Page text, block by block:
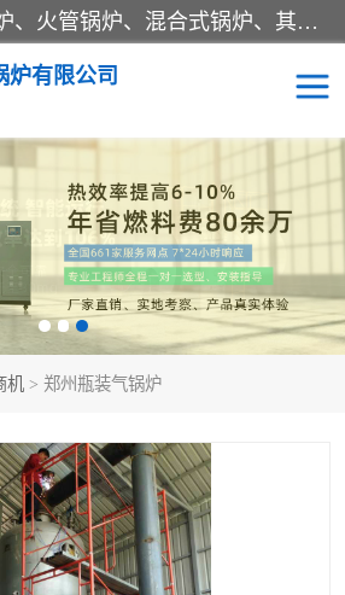
蒸汽锅炉：水管锅炉、火管锅炉、混合式锅炉、其他蒸汽锅炉； 热水锅炉：家用型集中供暖用热水锅炉、其他热水锅炉； 有机热载体锅炉； 船用蒸汽锅炉； （锅炉用辅助设备及装置）蒸汽冷凝器：表面冷凝器、混合式冷凝器、空冷式冷凝器、其他蒸汽冷凝器； 锅炉用辅助设备：节热器、蒸汽收集器、蓄能器、烟垢清除器、气体回收器、泥渣刮除器、空气预热器、其他锅炉用辅助设备；
炉有限公司
机 > 郑州瓶装气锅炉